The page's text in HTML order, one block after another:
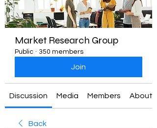
Market Research Group
Public · 350 members
Join
Discussion Media Members About
Back